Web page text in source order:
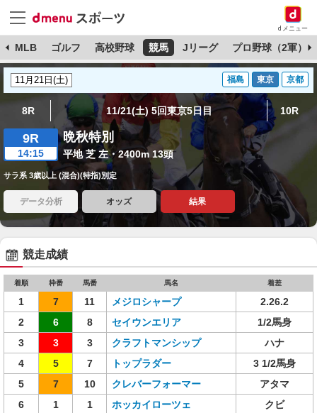
dメニュー
MLB ゴルフ 高校野球 競馬 Jリーグ プロ野球（2軍）
福島 東京 京都
8R 11/21(土) 5回東京5日目 10R
9R
14:15
晩秋特別
平地 芝 左・2400m 13頭
サラ系 3歳以上 (混合)(特指)別定
データ分析 オッズ 結果
競走成績
着順 枠番 馬番 馬名 着差
1 7 11 メジロシャープ
2.26.2
2
6 8 セイウンエリア
1/2馬身
3
3 3 クラフトマンシップ
ハナ
4
5 7 トップラダー
3 1/2馬身
5
7 10 クレバーフォーマー
アタマ
6
1 1 ホッカイローツェ
クビ